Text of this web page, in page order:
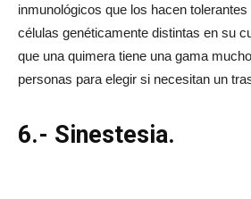
inmunológicos que los hacen
células genéticamente distintas en su
que una quimera tiene una gama
personas para elegir si necesitan un
6.- Sinestesia.